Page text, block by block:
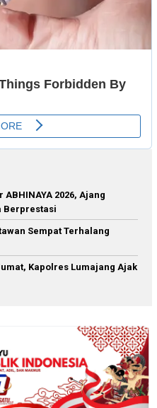
2026, Ajang
Berprestasi
Sempat Terhalang
Kapolres Lumajang Ajak